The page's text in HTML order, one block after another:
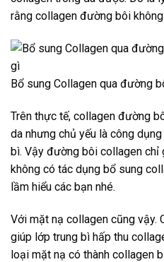
rằng collagen đường bôi không
Bổ sung Collagen qua đường
Trên thực tế, collagen đường
da nhưng chủ yếu là công
bì. Vậy đường bôi collagen chỉ
không có tác dụng bổ sung
lầm hiểu các bạn nhé.
Với mặt nạ collagen cũng vậy.
giúp lớp trung bì hấp thu
loại mặt nạ có thành collagen